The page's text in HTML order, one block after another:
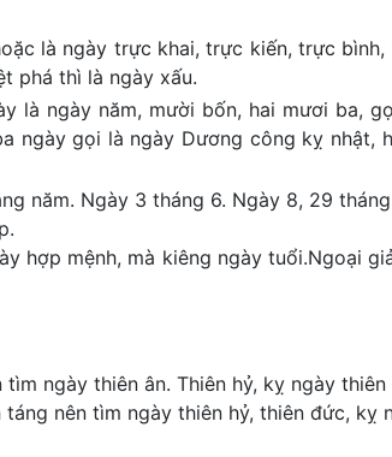
là ngày trực khai, trực kiến, trực
phá thì là ngày xấu.
là ngày năm, mười bốn, hai mươi ba,
ngày gọi là ngày Dương công kỵ nhật,
năm. Ngày 3 tháng 6. Ngày 8, 29
hợp mệnh, mà kiêng ngày tuổi.Ngoại
ngày thiên ân. Thiên hỷ, kỵ ngày
nên tìm ngày thiên hỷ, thiên đức, kỵ